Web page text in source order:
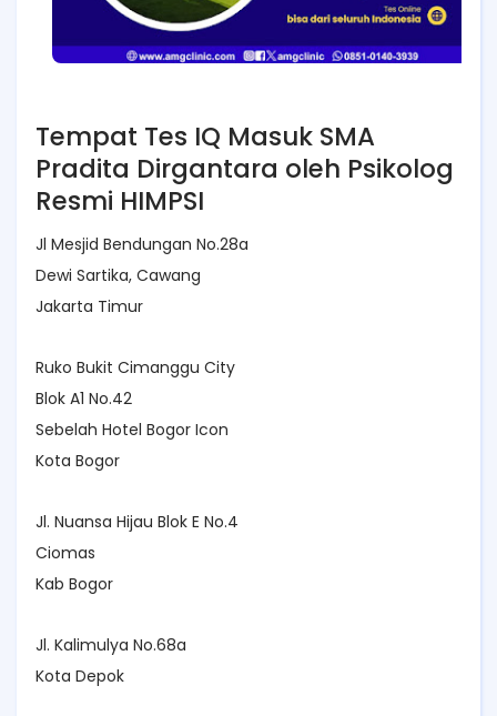
Tempat Tes IQ Masuk SMA
Pradita Dirgantara oleh Psikolog
Resmi HIMPSI
Jl Mesjid Bendungan No.28a
Dewi Sartika, Cawang
Jakarta Timur
Ruko Bukit Cimanggu City
Blok A1 No.42
Sebelah Hotel Bogor Icon
Kota Bogor
Jl. Nuansa Hijau Blok E No.4
Ciomas
Kab Bogor
Jl. Kalimulya No.68a
Kota Depok